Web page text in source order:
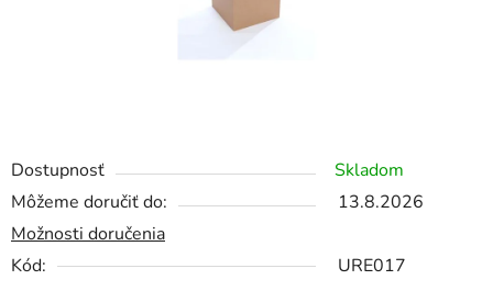
Dostupnosť
Skladom
Môžeme doručiť do:
13.8.2026
Možnosti doručenia
Kód:
URE017